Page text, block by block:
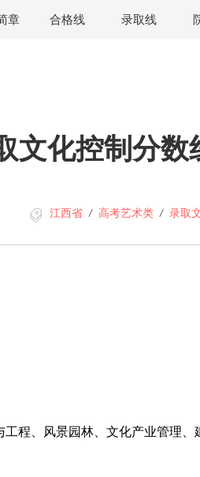
章 合格线 录取线
文化控制分数
江西省 / 高考艺术类 / 录取
工程、风景园林、文化产业管理、